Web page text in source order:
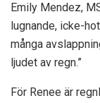
Emily Mendez,
lugnande, icke-
många
ljudet av regn.”
För Renee är